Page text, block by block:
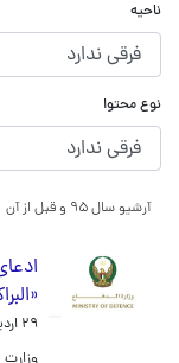
ناحیه
نوع محتوا
آرشیو سال ۹۵ و قبل از آن
۲۹ اردیبهشت ۱۴۰۵، ۲۰:۵۰